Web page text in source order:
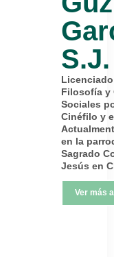
S.J.
Filosofía y
Sociales
Cinéfilo y
en la
Sagrado
Jesús en
Ver más